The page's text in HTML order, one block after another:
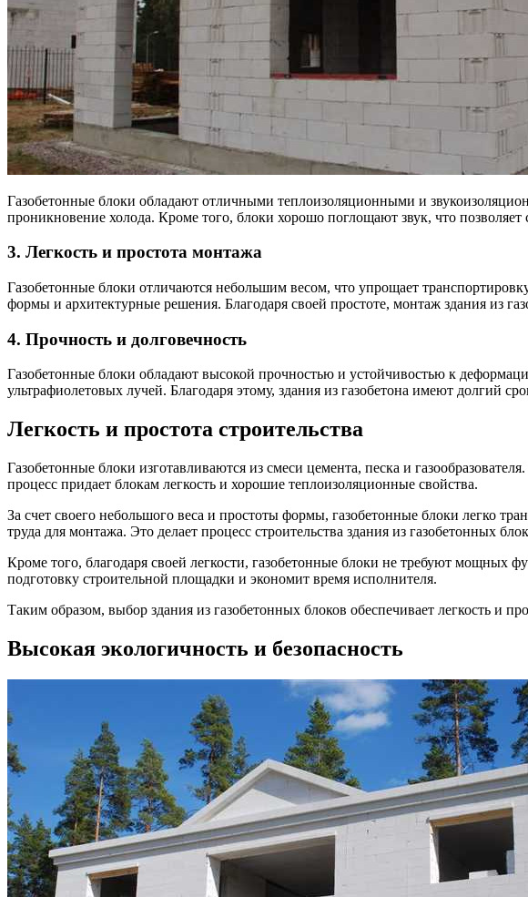
Газобетонные блоки обладают отличными теплоизоляционными и
проникновение холода. Кроме того, блоки хорошо поглощают звук, что позволяет
3. Легкость и простота монтажа
Газобетонные блоки отличаются небольшим весом, что упрощает
формы и архитектурные решения. Благодаря своей простоте, монтаж здания из
4. Прочность и долговечность
Газобетонные блоки обладают высокой прочностью и устойчивостью к
ультрафиолетовых лучей. Благодаря этому, здания из газобетона имеют долгий
Легкость и простота строительства
Газобетонные блоки изготавливаются из смеси цемента, песка и
процесс придает блокам легкость и хорошие теплоизоляционные свойства.
За счет своего небольшого веса и простоты формы, газобетонные блоки легко
труда для монтажа. Это делает процесс строительства здания из газобетонных
Кроме того, благодаря своей легкости, газобетонные блоки не требуют мощных
подготовку строительной площадки и экономит время исполнителя.
Таким образом, выбор здания из газобетонных блоков обеспечивает легкость и
Высокая экологичность и безопасность